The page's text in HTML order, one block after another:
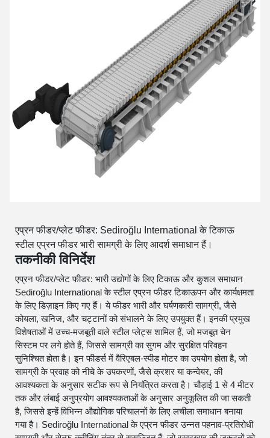
एप्रन फीडर/प्लेट फीडर: Sediroğlu International के टिकाऊ
स्टील एप्रन फीडर भारी सामग्री के लिए आदर्श समाधान हैं।
तकनीकी विनिर्देश
एप्रन फीडर/प्लेट फीडर: भारी उद्योगों के लिए टिकाऊ और कुशल समाधान
Sediroğlu International के स्टील एप्रन फीडर टिकाऊपन और कार्यक्षमता
के लिए डिज़ाइन किए गए हैं। ये फीडर भारी और घर्षणकारी सामग्री, जैसे
कोयला, खनिज, और चट्टानों को संभालने के लिए उपयुक्त हैं। इनकी प्रमुख
विशेषताओं में उच्च-मजबूती वाले स्टील प्लेट्स शामिल हैं, जो मजबूत चेन
सिस्टम पर लगे होते हैं, जिससे सामग्री का सुगम और सुरक्षित परिवहन
सुनिश्चित होता है। इन फीडर्स में वैरिएबल-स्पीड मोटर का उपयोग होता है, जो
सामग्री के प्रवाह को नीचे के उपकरणों, जैसे क्रशर या कन्वेयर, की
आवश्यकता के अनुसार सटीक रूप से नियंत्रित करता है। चौड़ाई 1 से 4 मीटर
तक और लंबाई अनुप्रयोग आवश्यकताओं के अनुसार अनुकूलित की जा सकती
है, जिससे इन्हें विभिन्न औद्योगिक परिचालनों के लिए लचीला समाधान बनाया
गया है। Sediroğlu International के एप्रन फीडर उन्नत पहनाव-प्रतिरोधी